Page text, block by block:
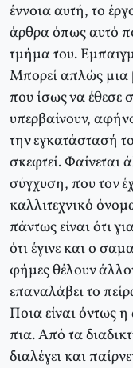
έννοια αυτή, το
άρθρα όπως αυτό
τμήμα του.
Μπορεί απλώς μια
που ίσως να έθεσε
υπερβαίνουν,
την εγκατάστασή
σκεφτεί. Φαίνεται
σύγχυση, που τον
καλλιτεχνικό
πάντως είναι ότι
ότι έγινε και ο
φήμες θέλουν
επαναλάβει το
Ποια είναι όντως
πια. Από τα
διαλέγει και